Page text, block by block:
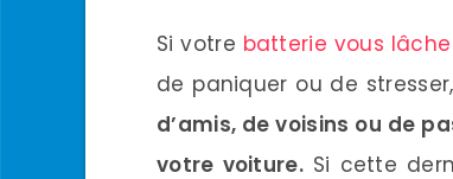
Si votre batterie vous lâche
de paniquer ou de
d’amis, de voisins ou de
votre voiture.Si cette